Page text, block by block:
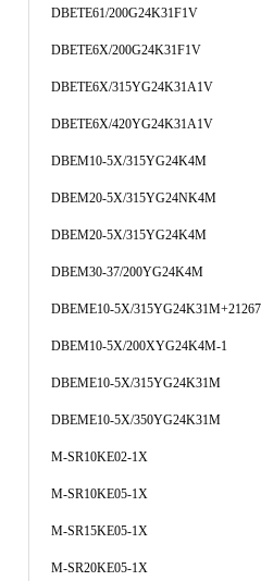
DBETE61/200G24K31F1V
DBETE6X/200G24K31F1V
DBETE6X/315YG24K31A1V
DBETE6X/420YG24K31A1V
DBEM10-5X/315YG24K4M
DBEM20-5X/315YG24NK4M
DBEM20-5X/315YG24K4M
DBEM30-37/200YG24K4M
DBEME10-5X/315YG24K31M+21267
DBEM10-5X/200XYG24K4M-1
DBEME10-5X/315YG24K31M
DBEME10-5X/350YG24K31M
M-SR10KE02-1X
M-SR10KE05-1X
M-SR15KE05-1X
M-SR20KE05-1X